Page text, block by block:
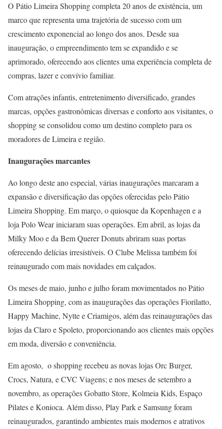
O Pátio Limeira Shopping completa 20 anos de existência, um
marco que representa uma trajetória de sucesso com um
crescimento exponencial ao longo dos anos. Desde sua
inauguração, o empreendimento tem se expandido e se
aprimorado, oferecendo aos clientes uma experiência completa de
compras, lazer e convívio familiar.
Com atrações infantis, entretenimento diversificado, grandes
marcas, opções gastronômicas diversas e conforto aos visitantes, o
shopping se consolidou como um destino completo para os
moradores de Limeira e região.
Inaugurações marcantes
Ao longo deste ano especial, várias inaugurações marcaram a
expansão e diversificação das opções oferecidas pelo Pátio
Limeira Shopping. Em março, o quiosque da Kopenhagen e a
loja Polo Wear iniciaram suas operações. Em abril, as lojas da
Milky Moo e da Bem Querer Donuts abriram suas portas
oferecendo delícias irresistíveis. O Clube Melissa também foi
reinaugurado com mais novidades em calçados.
Os meses de maio, junho e julho foram movimentados no Pátio
Limeira Shopping, com as inaugurações das operações Fiorilatto,
Happy Machine, Nytte e Criamigos, além das reinaugurações das
lojas da Claro e Spoleto, proporcionando aos clientes mais opções
em moda, diversão e conveniência.
Em agosto, o shopping recebeu as novas lojas Orc Burger,
Crocs, Natura, e CVC Viagens; e nos meses de setembro a
novembro, as operações Gobatto Store, Kolmeia Kids, Espaço
Pilates e Konioca. Além disso, Play Park e Samsung foram
reinaugurados, garantindo ambientes mais modernos e atrativos